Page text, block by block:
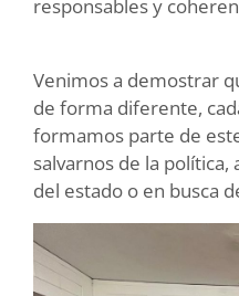
responsables y
Venimos a demostrar
de forma diferente,
formamos parte de
salvarnos de la
del estado o en busca